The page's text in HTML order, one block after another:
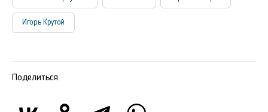
Игорь Крутой
Поделиться: